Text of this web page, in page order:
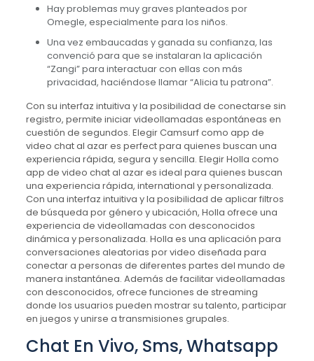
Hay problemas muy graves planteados por
Omegle, especialmente para los niños.
Una vez embaucadas y ganada su confianza, las
convenció para que se instalaran la aplicación
“Zangi” para interactuar con ellas con más
privacidad, haciéndose llamar “Alicia tu patrona”.
Con su interfaz intuitiva y la posibilidad de conectarse sin
registro, permite iniciar videollamadas espontáneas en
cuestión de segundos. Elegir Camsurf como app de
video chat al azar es perfect para quienes buscan una
experiencia rápida, segura y sencilla. Elegir Holla como
app de video chat al azar es ideal para quienes buscan
una experiencia rápida, international y personalizada.
Con una interfaz intuitiva y la posibilidad de aplicar filtros
de búsqueda por género y ubicación, Holla ofrece una
experiencia de videollamadas con desconocidos
dinámica y personalizada. Holla es una aplicación para
conversaciones aleatorias por video diseñada para
conectar a personas de diferentes partes del mundo de
manera instantánea. Además de facilitar videollamadas
con desconocidos, ofrece funciones de streaming
donde los usuarios pueden mostrar su talento, participar
en juegos y unirse a transmisiones grupales.
Chat En Vivo, Sms, Whatsapp